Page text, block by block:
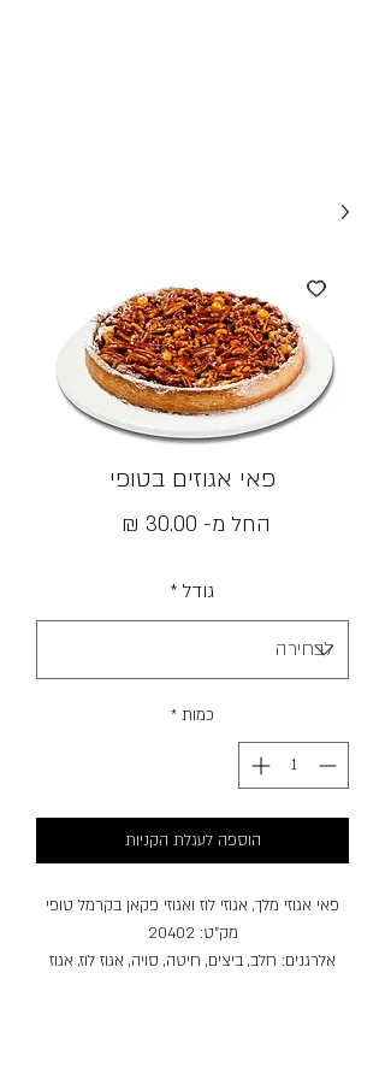
פאי אגוזים בטופי
החל מ- 30.00 ₪
גודל *
כמות *
הוספה לעגלת הקניות
פאי אגוזי מלך, אגוזי לוז ואגוזי פקאן בקרמל טופי
מק"ט: 20402
אלרגנים: חלב, ביצים, חיטה, סויה, אגוז לוז, אגוז